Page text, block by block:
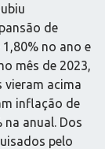
de
no ano e
mês de 2023,
vieram acima
inflação de
na anual. Dos
pelo